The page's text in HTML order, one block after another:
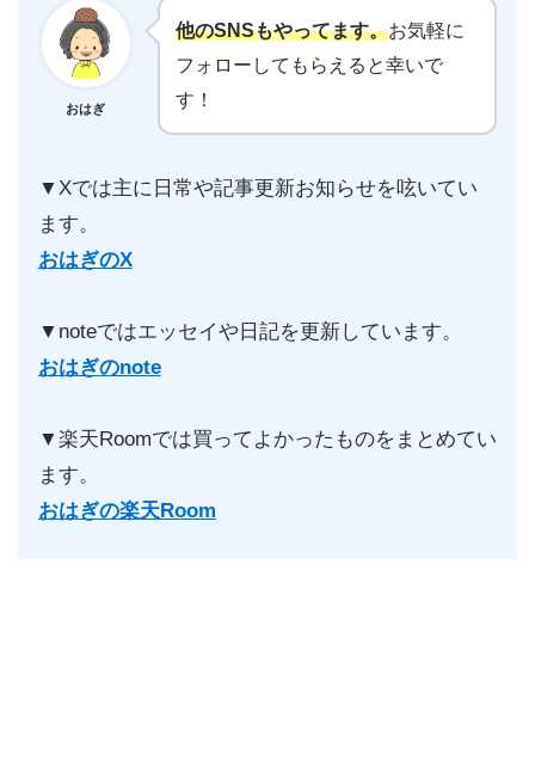
おはぎ
他のSNSもやってます。お気軽に
フォローしてもらえると幸いで
す！
▼Xでは主に日常や記事更新お知らせを呟いてい
ます。
おはぎのX
▼noteではエッセイや日記を更新しています。
おはぎのnote
▼楽天Roomでは買ってよかったものをまとめてい
ます。
おはぎの楽天Room